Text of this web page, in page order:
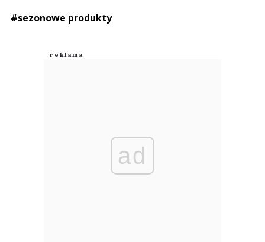
#sezonowe produkty
ad